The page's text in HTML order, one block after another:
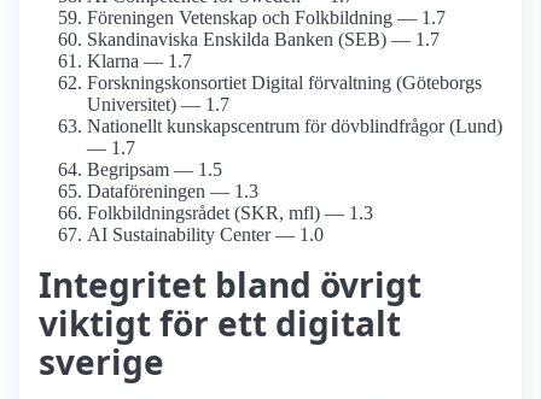
Föreningen Vetenskap och Folkbildning — 1.7
Skandinaviska Enskilda Banken (SEB) — 1.7
Klarna — 1.7
Forsknings­konsortiet Digital förvaltning (Göteborgs
Universitet) — 1.7
Nationellt kunskapsc­entrum för dövblind­frågor (Lund)
— 1.7
Begripsam — 1.5
Dataföreningen — 1.3
Folkbildnings­rådet (SKR, mfl) — 1.3
AI Sustainability Center — 1.0
Integritet bland övrigt
viktigt för ett digitalt
sverige